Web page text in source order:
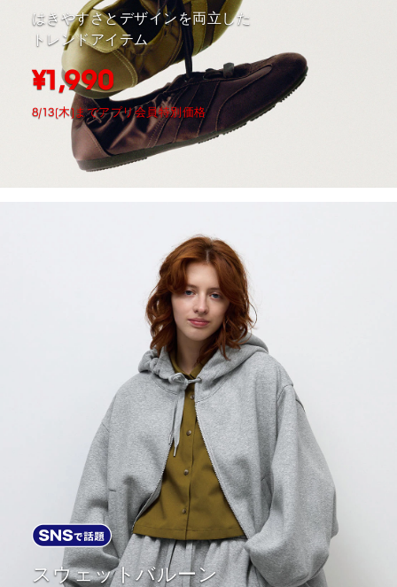
はきやすさとデザインを両立した
トレンドアイテム
¥1,990
8/13(木)までアプリ会員特別価格
スウェットバルーン